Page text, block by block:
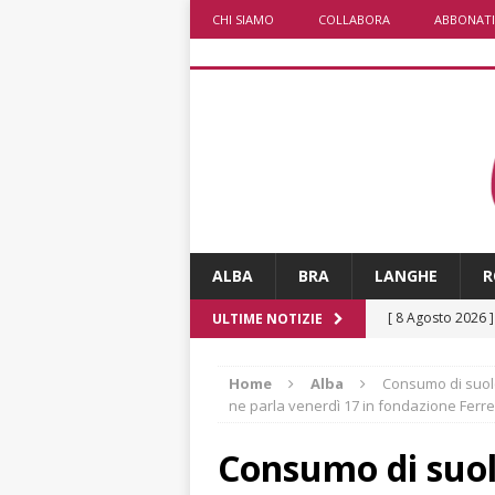
CHI SIAMO COLLABORA ABBONATI
ALBA BRA LANGHE
ULTIME NOTIZIE [ 8 Agosto 2026 ]
[ 8 Agosto 2026
[ 8 Agosto 2026 ]
Home Alba
Consumo di
ne parla venerdì 17 in fondazione
Consumo di